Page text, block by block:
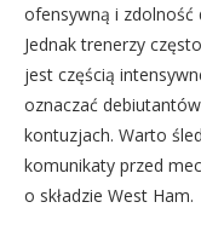
ofensywną i
Jednak trenerzy
jest częścią
oznaczać
kontuzjach. Warto
komunikaty przed
o składzie West Ham.